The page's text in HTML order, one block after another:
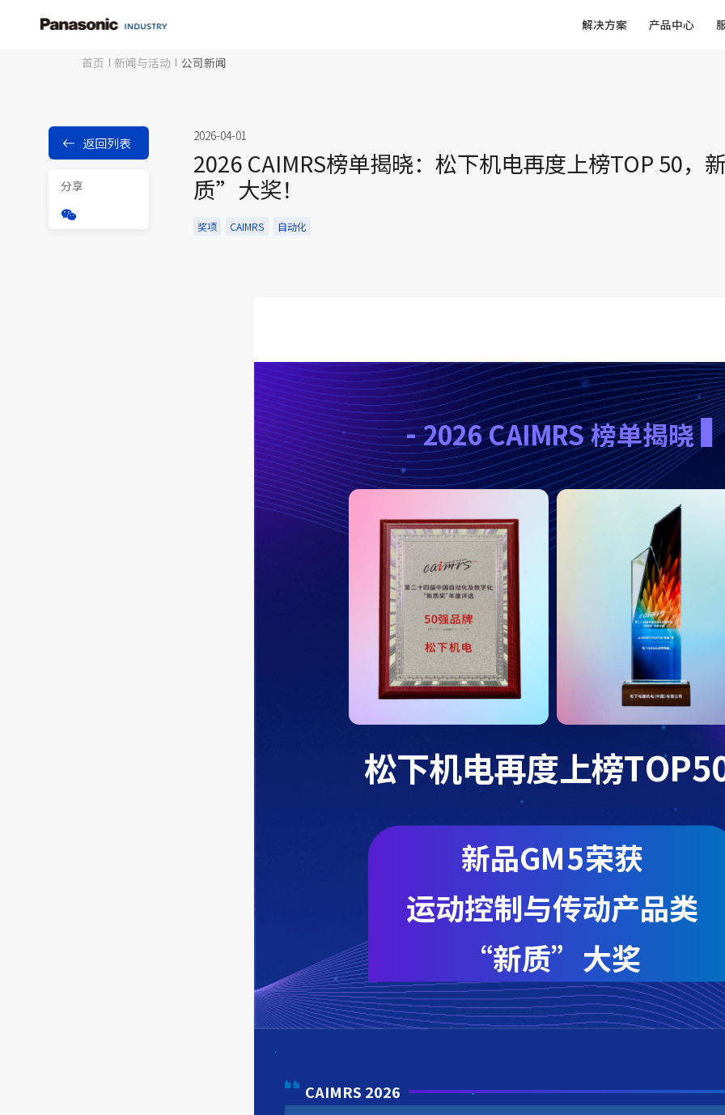
解决方案 产品中心
首页 新闻与活动 公司新闻
返回列表
分享
2026-04-01
2026 CAIMRS榜单揭晓：松下机电再度上榜TOP 50，
质”大奖！
奖项 CAIMRS 自动化
-2026 CAIMRS 榜单揭晓-
新品GM5荣获
运动控制与传动产品类
“新质”大奖
松下机电再度上榜
CAIMRS 2026